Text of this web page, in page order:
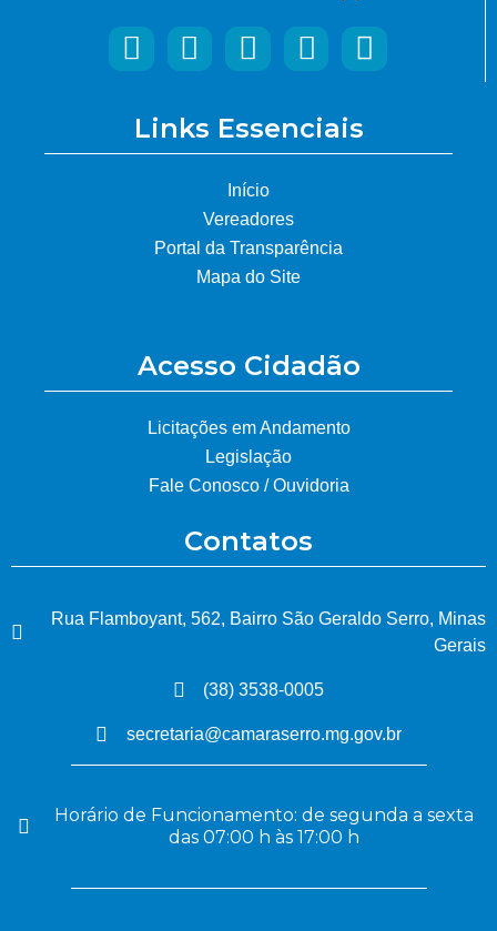
Links Essenciais
Início
Vereadores
Portal da Transparência
Mapa do Site
Acesso Cidadão
Licitações em Andamento
Legislação
Fale Conosco / Ouvidoria
Contatos
Rua Flamboyant, 562, Bairro São Geraldo Serro, Minas
Gerais
(38) 3538-0005
secretaria@camaraserro.mg.gov.br
Horário de Funcionamento: de segunda a sexta
das 07:00 h às 17:00 h